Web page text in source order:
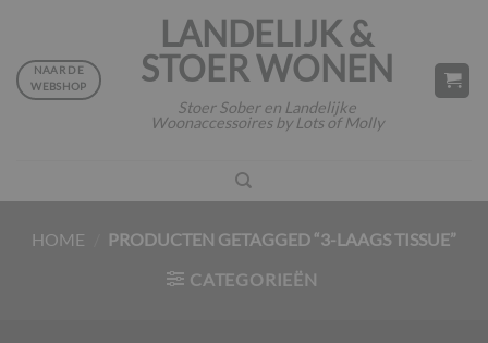
inhoud
LANDELIJK &
STOER WONEN
Stoer Sober en Landelijke
Woonaccessoires by Lots of Molly
NAAR DE
WEBSHOP
HOME
PRODUCTEN GETAGGED “3-LAAGS TISSUE”
CATEGORIEËN